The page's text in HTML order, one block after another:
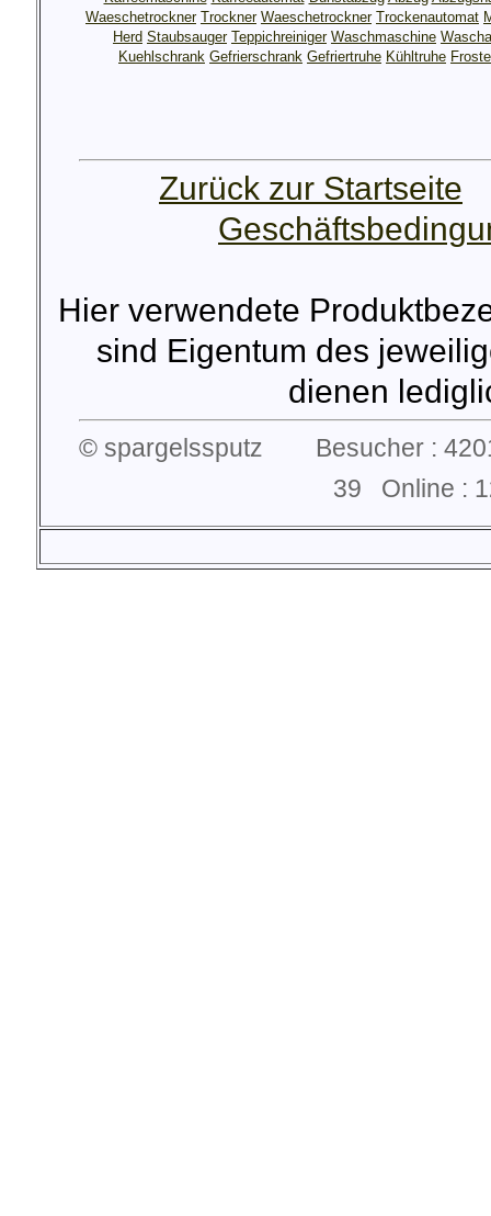
Waeschetrockner Trockner Waeschetrockner Trockenautomat
Herd Staubsauger Teppichreiniger Waschmaschine
Kuehlschrank Gefrierschrank Gefriertruhe Kühltruhe
Zurück zur Startseite
Hier verwendete
sind Eigentum des
dienen
© spargelssputz Besucher :
39 Online